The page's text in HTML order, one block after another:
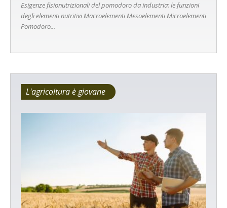
Esigenze fisionutrizionali del pomodoro da industria: le funzioni
degli elementi nutritivi Macroelementi Mesoelementi Microelementi
Pomodoro...
L'agricoltura è giovane